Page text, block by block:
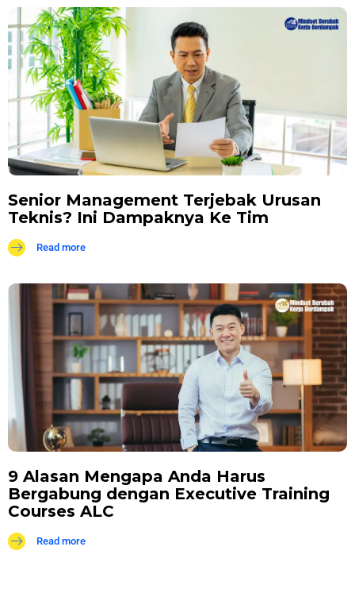
Senior Management Terjebak Urusan
Teknis? Ini Dampaknya Ke Tim
Read more
9 Alasan Mengapa Anda Harus
Bergabung dengan Executive Training
Courses ALC
Read more